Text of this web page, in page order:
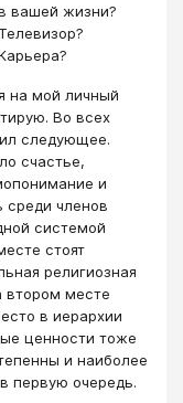
вашей жизни?
на мой личный
Во всех
следующее.
счастье,
и
среди членов
системой
стоят
религиозная
втором месте
в иерархии
ценности тоже
и наиболее
первую очередь.